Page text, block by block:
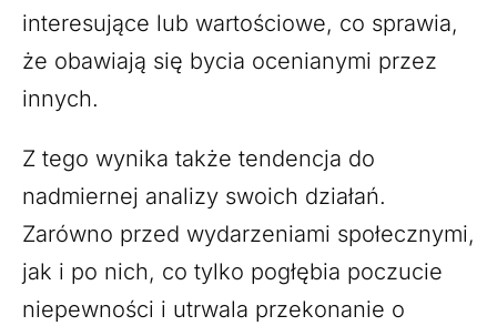
interesujące lub wartościowe, co sprawia,
że obawiają się bycia ocenianymi przez
innych.
Z tego wynika także tendencja do
nadmiernej analizy swoich działań.
Zarówno przed wydarzeniami społecznymi,
jak i po nich, co tylko pogłębia poczucie
niepewności i utrwala przekonanie o